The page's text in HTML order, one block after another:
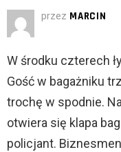
przez MARCIN
W środku czterech
Gość w bagażniku
trochę w spodnie.
otwiera się klapa
policjant.